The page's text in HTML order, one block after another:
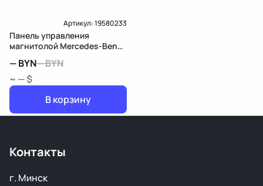
Артикул:19580233
Панель управления
магнитолой Mercedes-Benz
—BYN—BYN
~ — $
В корзину
Контакты
г. Минск